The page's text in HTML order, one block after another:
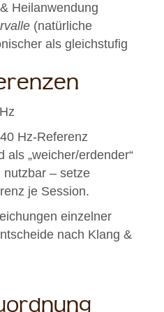
Heilanwendung
(natürliche
als gleichstufig
Hz-Referenz
als „weicher/erdender“
– setze
je Session.
einzelner
nach Klang &